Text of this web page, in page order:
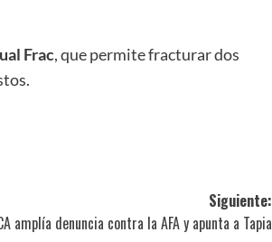
Frac, que permite fracturar dos
Siguiente:
amplía denuncia contra la AFA y apunta a Tapia